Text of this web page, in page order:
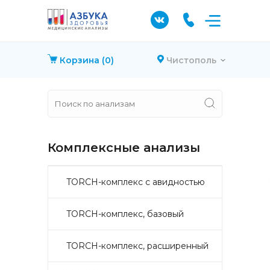
Корзина (0) Чистополь
Комплексные анализы
TORCH-комплекс с авидностью
TORCH-комплекс, базовый
TORCH-комплекс, расширенный